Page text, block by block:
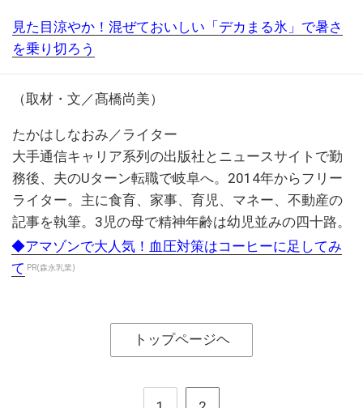
見た目涼やか！混ぜておいしい「デカまる氷」で暑さ
を乗り切ろう
（取材・文／髙橋尚美）
たかはしなおみ／ライター
大手通信キャリア系列の出版社とニュースサイトで勤
務後、夫のUターン転職で岐阜へ。2014年からフリー
ライター。主に食育、家事、育児、マネー、不動産の
記事を執筆。3児の母で精神年齢は幼児並みの四十路。
◆アマゾンで大人気！血圧対策はコーヒーに足してみ
て PR(森永乳業)
トップページヘ